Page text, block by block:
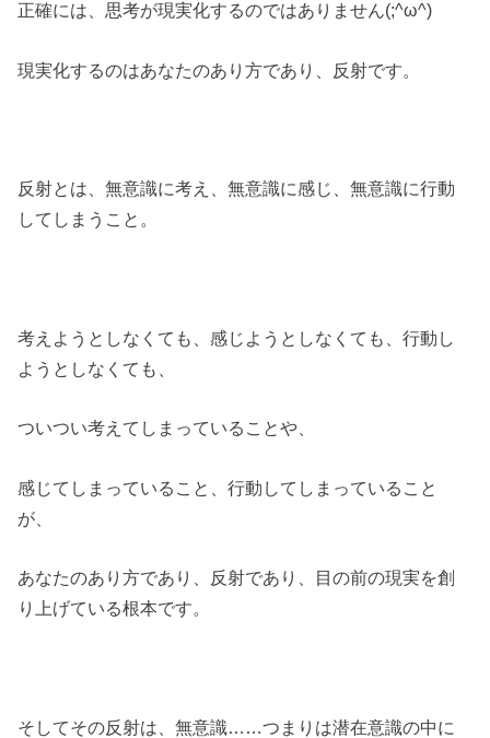
正確には、思考が現実化するのではありません(;^ω^)
現実化するのはあなたのあり方であり、反射です。
反射とは、無意識に考え、無意識に感じ、無意識に行動
してしまうこと。
考えようとしなくても、感じようとしなくても、行動し
ようとしなくても、
ついつい考えてしまっていることや、
感じてしまっていること、行動してしまっていること
が、
あなたのあり方であり、反射であり、目の前の現実を創
り上げている根本です。
そしてその反射は、無意識……つまりは潜在意識の中に